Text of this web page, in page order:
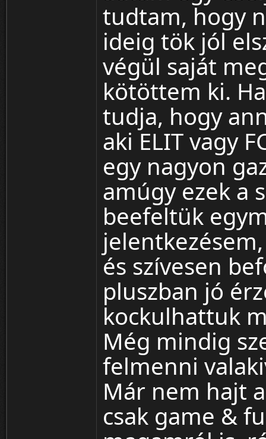
tudtam, hogy
ideig tök jól
végül saját
kötöttem ki.
tudja, hogy
aki ELIT vagy
egy nagyon
amúgy ezek a
beefeltük
és szívesen
pluszban jó
kockulhattuk
Még mindig
felmenni
Már nem hajt
csak game &